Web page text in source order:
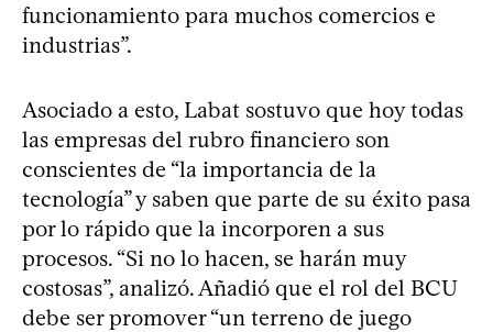
funcionamiento para muchos comercios e
industrias”.
Asociado a esto, Labat sostuvo que hoy todas
las empresas del rubro financiero son
conscientes de “la importancia de la
tecnología” y saben que parte de su éxito pasa
por lo rápido que la incorporen a sus
procesos. “Si no lo hacen, se harán muy
costosas”, analizó. Añadió que el rol del BCU
debe ser promover “un terreno de juego